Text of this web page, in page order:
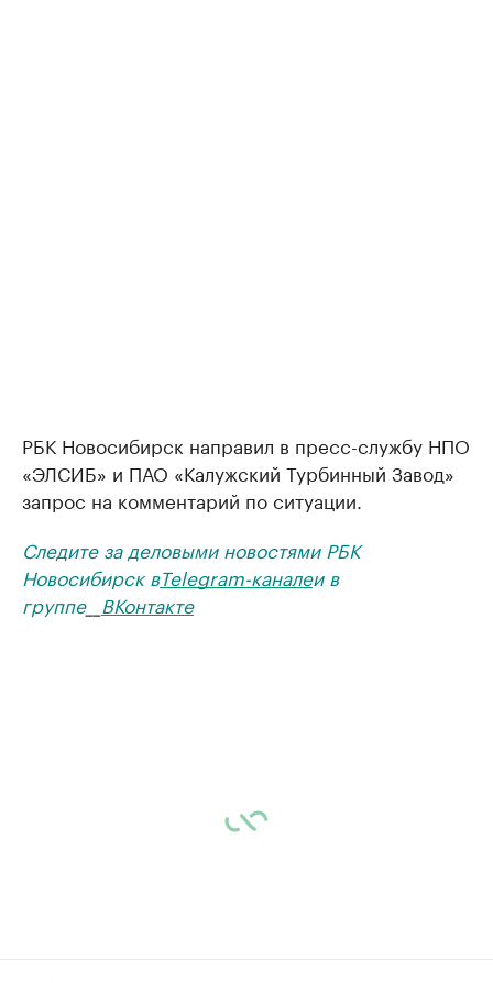
РБК Новосибирск направил в пресс-службу НПО
«ЭЛСИБ» и ПАО «Калужский Турбинный Завод»
запрос на комментарий по ситуации.
Следите за деловыми новостями РБК
Новосибирск вTelegram-каналеи в
группе__ ВКонтакте